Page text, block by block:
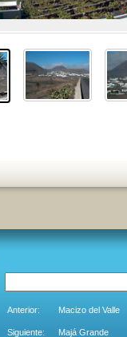
Anterior: Macizo del Valle
Siguiente: Majá Grande